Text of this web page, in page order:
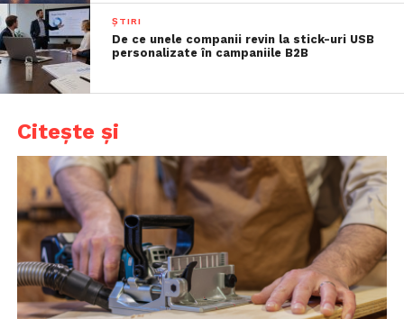
ȘTIRI
De ce unele companii revin la stick-uri USB
personalizate în campaniile B2B
Citește și